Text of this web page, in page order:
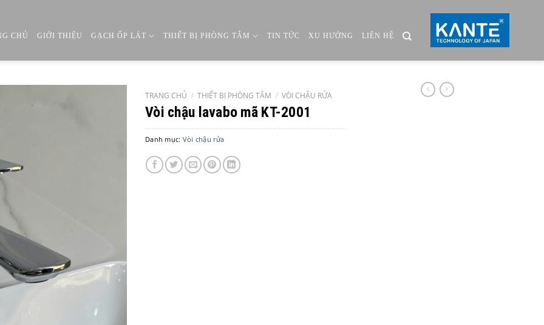
CHỦ GIỚI THIỆU GẠCH ỐP LÁT THIẾT BỊ PHÒNG TẮM TIN TỨC XU HƯỚNG LIÊN HỆ
TRANG CHỦ / THIẾT BỊ PHÒNG TẮM / VÒI CHẬU RỬA
Vòi chậu lavabo mã KT-2001
Danh mục: Vòi chậu rửa